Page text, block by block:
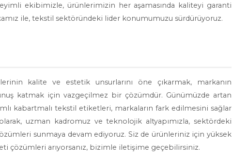
ekibimizle, ürünlerimizin her aşamasında kaliteyi garanti
ile, tekstil sektöründeki lider konumumuzu sürdürüyoruz.
kalite ve estetik unsurlarını öne çıkarmak, markanın
katmak için vazgeçilmez bir çözümdür. Günümüzde artan
kabartmalı tekstil etiketleri, markaların fark edilmesini sağlar
uzman kadromuz ve teknolojik altyapımızla, sektördeki
sunmaya devam ediyoruz. Siz de ürünleriniz için yüksek
çözümleri arıyorsanız, bizimle iletişime geçebilirsiniz.